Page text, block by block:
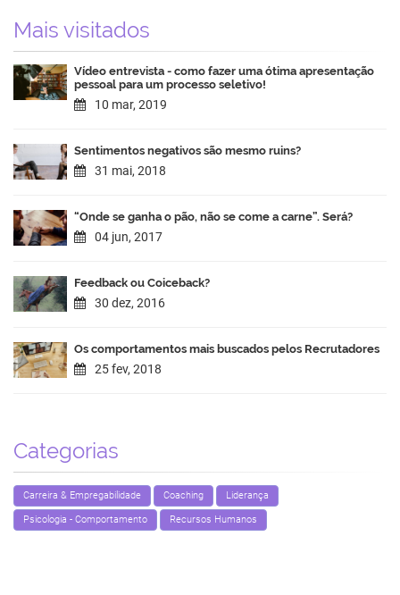
Mais visitados
Vídeo entrevista - como fazer uma ótima apresentação
pessoal para um processo seletivo!
10 mar, 2019
Sentimentos negativos são mesmo ruins?
31 mai, 2018
“Onde se ganha o pão, não se come a carne”. Será?
04 jun, 2017
Feedback ou Coiceback?
30 dez, 2016
Os comportamentos mais buscados pelos Recrutadores
25 fev, 2018
Categorias
Carreira & Empregabilidade Coaching Liderança
Psicologia - Comportamento Recursos Humanos